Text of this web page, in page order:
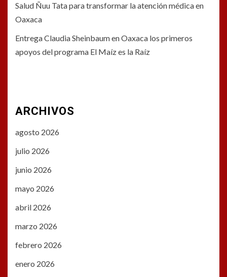
Salud Ñuu Tata para transformar la atención médica en
Oaxaca
Entrega Claudia Sheinbaum en Oaxaca los primeros
apoyos del programa El Maíz es la Raíz
ARCHIVOS
agosto 2026
julio 2026
junio 2026
mayo 2026
abril 2026
marzo 2026
febrero 2026
enero 2026